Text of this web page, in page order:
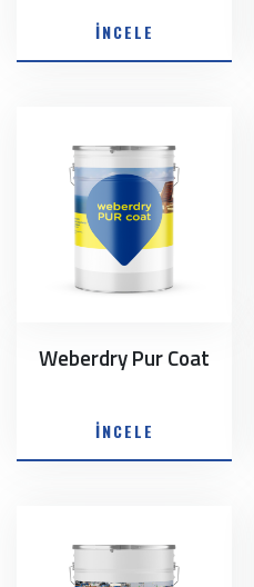
İNCELE
Weberdry Pur Coat
İNCELE